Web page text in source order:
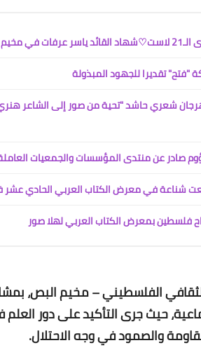
البص
"فتح" تقديرا للجهود المبذولة
شعري حاشد "تحية من صور إلى الشاعر
شناعة في معرض الكتاب العربي الحادي
فلسطين بمعرض الكتاب العربي لهلا صور
الفلسطيني – مخيم البص،
حيث جرى التأكيد على دور
والصمود في وجه الاحتلال.